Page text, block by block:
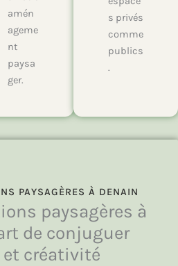
amén
ageme
nt
paysa
ger.
s privés
comme
publics
.
PAYSAGÈRES À DENAIN
paysagères à
de conjuguer
créativité